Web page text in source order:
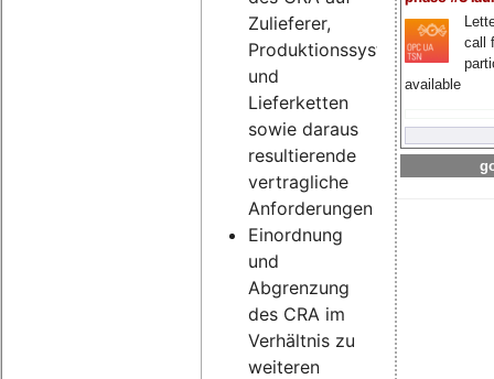
call
available
Zulieferer,
Produktionssysteme
und
Lieferketten
sowie daraus
resultierende
vertragliche
Anforderungen
Einordnung
und
Abgrenzung
des CRA im
Verhältnis zu
weiteren